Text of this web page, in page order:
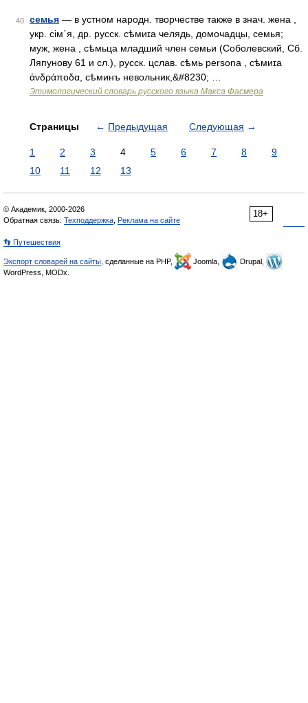
40 семья — в устном народн. творчестве также в знач. жена ,
укр. сiм᾽я, др. русск. сѣмиɪа челядь, домочадцы, семья;
муж, жена , сѣмьца младший член семьи (Соболевский, Сб.
Ляпунову 61 и сл.), русск. цслав. сѣмь реrsоnа , сѣмиɪа
ἀνδράποδα, сѣминъ невольник,&#8230; …
Этимологический словарь русского языка Макса Фасмера
Страницы ← Предыдущая Следующая →
1 2 3 4 5 6 7 8
9
10
11 12 13
18+
© Академик, 2000-2026
Обратная связь: Техподдержка Реклама на сайте
👣 Путешествия
Экспорт словарей на сайты , сделанные на PHP, Joomla,
Drupal,
WordPress, MODx.